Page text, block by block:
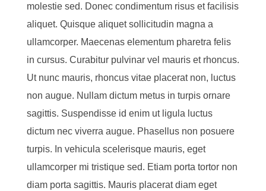
molestie sed. Donec condimentum risus et facilisis
aliquet. Quisque aliquet sollicitudin magna a
ullamcorper. Maecenas elementum pharetra felis
in cursus. Curabitur pulvinar vel mauris et rhoncus.
Ut nunc mauris, rhoncus vitae placerat non, luctus
non augue. Nullam dictum metus in turpis ornare
sagittis. Suspendisse id enim ut ligula luctus
dictum nec viverra augue. Phasellus non posuere
turpis. In vehicula scelerisque mauris, eget
ullamcorper mi tristique sed. Etiam porta tortor non
diam porta sagittis. Mauris placerat diam eget